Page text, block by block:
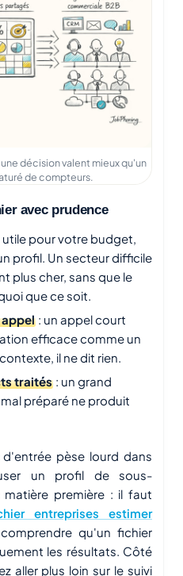
décision valent mieux qu'un
de compteurs.
avec prudence
utile pour votre budget,
profil. Un secteur difficile
plus cher, sans que le
que ce soit.
: un appel court
efficace comme un
il ne dit rien.
traités : un grand
préparé ne produit
pèse lourd dans
un profil de sous-
matière première : il faut
entreprises estimer
qu'un fichier
les résultats. Côté
aller plus loin sur le suivi